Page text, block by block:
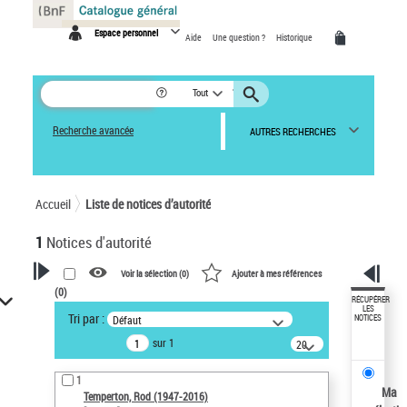
Espace personnel Aide Une question ? Historique
Tout
Recherche avancée AUTRES RECHERCHES
Accueil Liste de notices d’autorité
1 Notices d'autorité
VOTRE RECHERCHE
Recherche avancée dans les
notices d’autorité
Œuvres liées à l'auteur :
Temperton, Rod (1947-2016)
Voir la sélection (0) Ajouter à mes références
(0)
Tri par : Défaut
sur 1
20
résultats/page
1
Temperton, Rod (1947-2016)
RÉCUPÉRER
LES
NOTICES
Ma
Panneau de gestion des cookies